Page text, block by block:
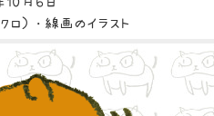
ロ）・線画のイラスト